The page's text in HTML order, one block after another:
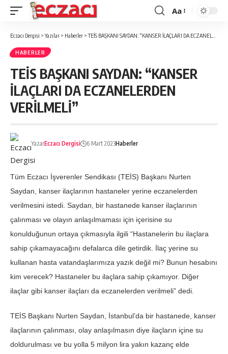
Font
Aa
Eczacı Dergisi >Yazılar > Haberler >TEİS BAŞKANI SAYDAN: “KANSER İLAÇLARI DA ECZANELERDEN VERİLMELİ”
HABERLER
TEİS BAŞKANI SAYDAN: “KANSER
İLAÇLARI DA ECZANELERDEN
VERİLMELİ”
YazarEczacı Dergisi 6 Mart 2023Haberler
Tüm Eczacı İşverenler Sendikası (TEİS) Başkanı Nurten
Saydan, kanser ilaçlarının hastaneler yerine eczanelerden
verilmesini istedi. Saydan, bir hastanede kanser ilaçlarının
çalınması ve olayın anlaşılmaması için içerisine su
konulduğunun ortaya çıkmasıyla ilgili “Hastanelerin bu ilaçlara
sahip çıkamayacağını defalarca dile getirdik. İlaç yerine su
kullanan hasta vatandaşlarımıza yazık değil mi? Bunun hesabını
kim verecek? Hastaneler bu ilaçlara sahip çıkamıyor. Diğer
ilaçlar gibi kanser ilaçları da eczanelerden verilmeli” dedi.
TEİS Başkanı Nurten Saydan, İstanbul’da bir hastanede, kanser
ilaçlarının çalınması, olay anlaşılmasın diye ilaçların içine su
doldurulması ve bu yolla 5 milyon lira yakın kazanç elde